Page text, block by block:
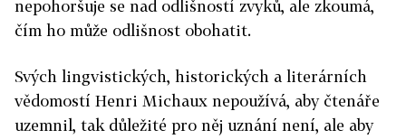
nepohoršuje se nad odlišností zvyků, ale zkoumá,
čím ho může odlišnost obohatit.
Svých lingvistických, historických a literárních
vědomostí Henri Michaux nepoužívá, aby čtenáře
uzemnil, tak důležité pro něj uznání není, ale aby